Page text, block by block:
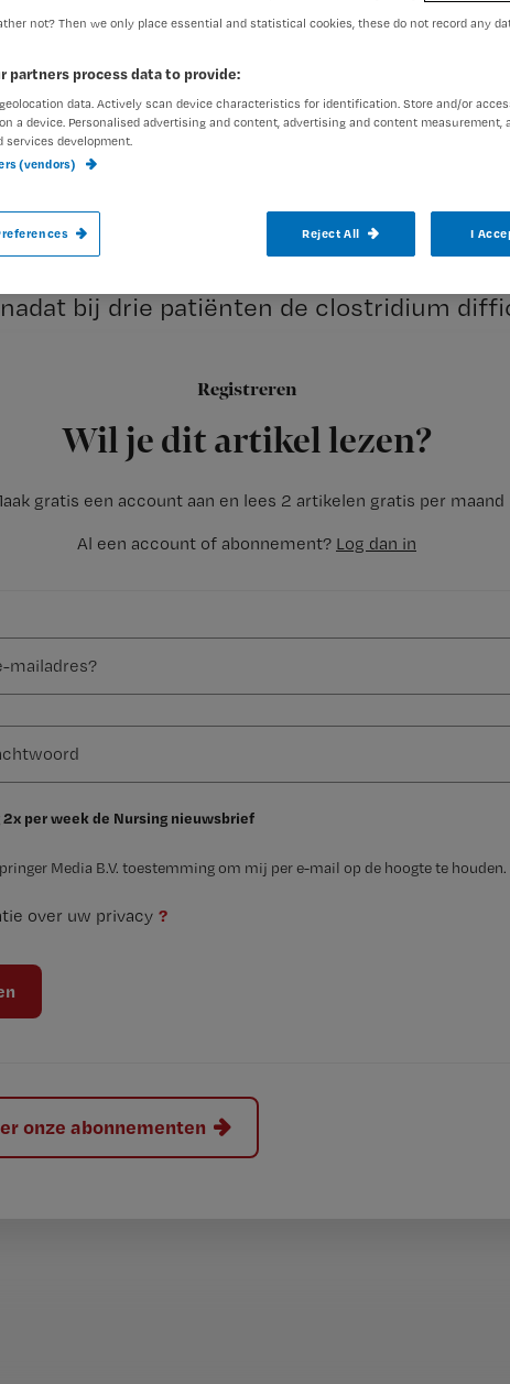
Auteur:
Registreren
Wil je dit artikel lezen?
gratis een account aan en lees 2 artikelen gratis per maand
Al een account of abonnement? Log dan in
2x per week de Nursing nieuwsbrief
Media B.V. toestemming om mij per e-mail op de hoogte te houden.
over uw privacy ?
onze abonnementen
De opnamestop die het Diakonessenhuis
de Intensive Care Unit (ICU) is
nadat bij drie patiënten de clostridium
not? Then we only place essential and statistical cookies, these do not record any
partners process data to provide:
data. Actively scan device characteristics for identification. Store and/or
a device. Personalised advertising and content, advertising and content measurement,
services development.
(vendors)
Reject All I